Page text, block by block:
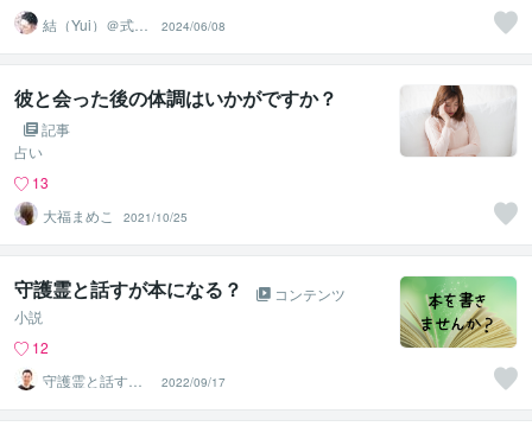
結（Yui）＠式神
霊視占い
2024/06/08
彼と会った後の体調はいかがですか？
記事
占い
13
大福まめこ
2021/10/25
守護霊と話すが本になる？
コンテンツ
小説
12
守護霊と話す人
｜まこと
2022/09/17